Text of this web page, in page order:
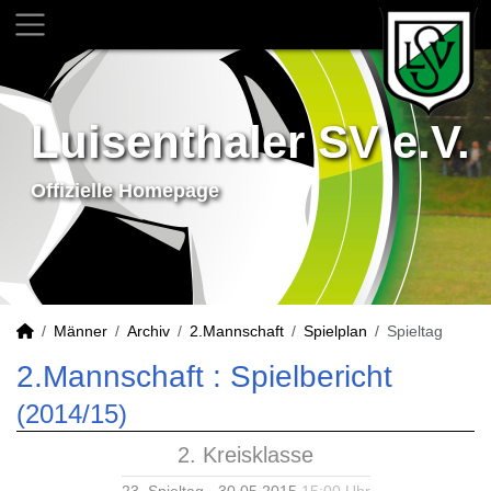
Luisenthaler SV e.V.
Offizielle Homepage
Männer Archiv 2.Mannschaft Spielplan Spieltag
2.Mannschaft : Spielbericht
(2014/15)
2. Kreisklasse